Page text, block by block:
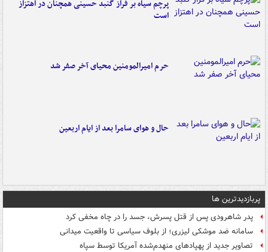
پرچم سیاه بر فراز گنبد حسینی همچنان در اهتزاز
است
حرم امیرالمومنین محیای آخر صفر شد
حال و هوای سامرا بعد از ایام اربعین
پربازدیدترین ها
پدر شاهرودی پس از قتل پسرش، جسد را در چاه مخفی کرد
سامانه ضد موشکی لیزری؛ از بلوف سیاسی تا واقعیت میدانی
تصاویر جدید از پهپادهای منهدم‌شده آمریکا توسط سپاه